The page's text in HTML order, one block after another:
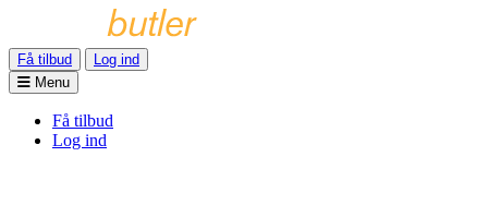
Få tilbud
Log ind
Menu
Få tilbud
Log ind